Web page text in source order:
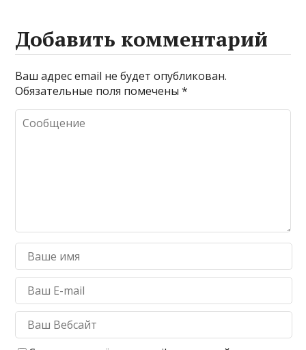
Добавить комментарий
Ваш адрес email не будет опубликован.
Обязательные поля помечены*